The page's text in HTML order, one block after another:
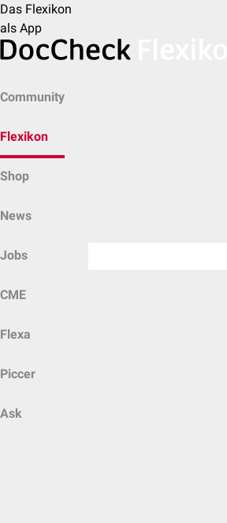
Das Flexikon
als App
Community
Flexikon
Shop
News
Jobs
CME
Flexa
Piccer
Ask